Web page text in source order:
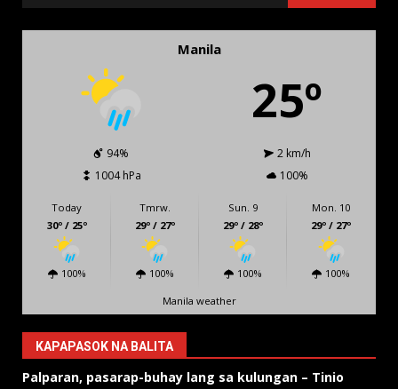
Manila
25º
94%
2 km/h
1004 hPa
100%
Today
30º / 25º
100%
Tmrw.
29º / 27º
100%
Sun. 9
29º / 28º
100%
Mon. 10
29º / 27º
100%
Manila weather
KAPAPASOK NA BALITA
Palparan, pasarap-buhay lang sa kulungan – Tinio